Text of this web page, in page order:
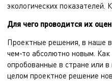
экологических показателей.
Для чего проводится их
Проектные решения, в наше
чем-то абсолютно новым.
опробованные в стране или
целом проектное решение